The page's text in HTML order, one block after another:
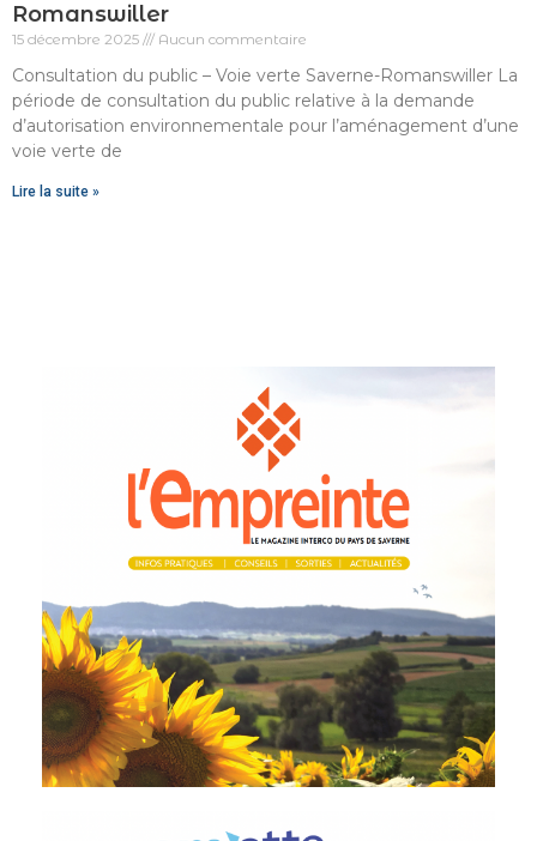
Romanswiller
15 décembre 2025 Aucun commentaire
Consultation du public – Voie verte Saverne-Romanswiller La
période de consultation du public relative à la demande
d’autorisation environnementale pour l’aménagement d’une
voie verte de
Lire la suite »
Magazine
interco juin
2026
Télécharger le bulletin